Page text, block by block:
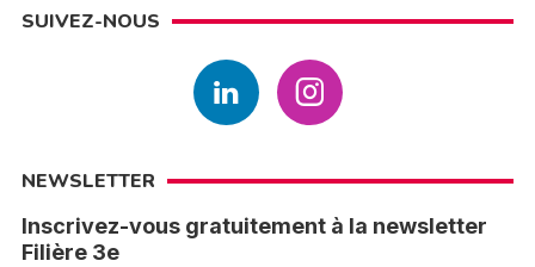
SUIVEZ-NOUS
NEWSLETTER
Inscrivez-vous gratuitement à la newsletter
Filière 3e